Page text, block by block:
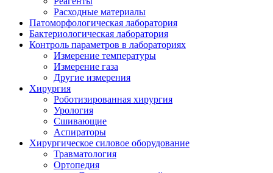
Расходные материалы
Патоморфологическая лаборатория
Бактериологическая лаборатория
Контроль параметров в лабораториях
Измерение температуры
Измерение газа
Другие измерения
Хирургия
Роботизированная хирургия
Урология
Сшивающие
Аспираторы
Хирургическое силовое оборудование
Травматология
Ортопедия